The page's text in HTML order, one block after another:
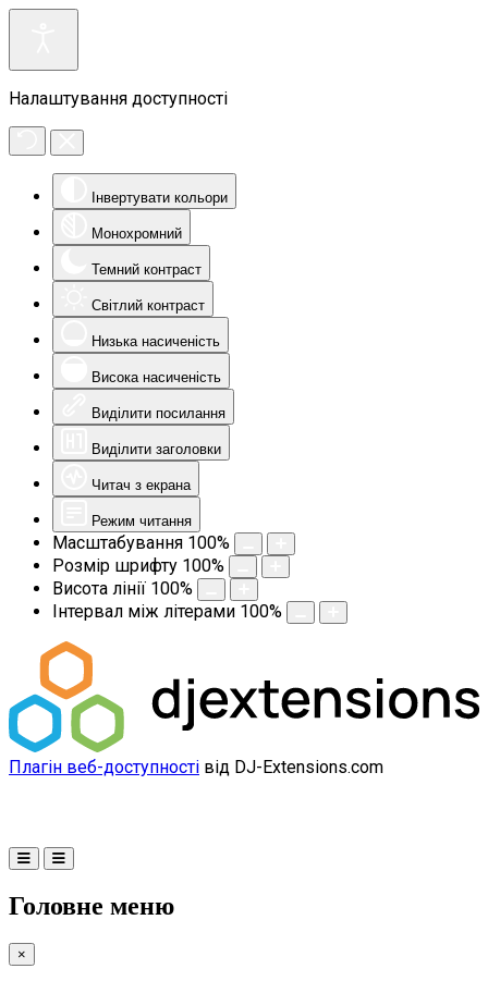
Налаштування доступності
Інвертувати кольори
Монохромний
Темний контраст
Світлий контраст
Низька насиченість
Висока насиченість
Виділити посилання
Виділити заголовки
Читач з екрана
Режим читання
Масштабування 100%
Розмір шрифту 100%
Висота лінії 100%
Інтервал між літерами 100%
Плагін веб-доступності від DJ-Extensions.com
Головне меню
×